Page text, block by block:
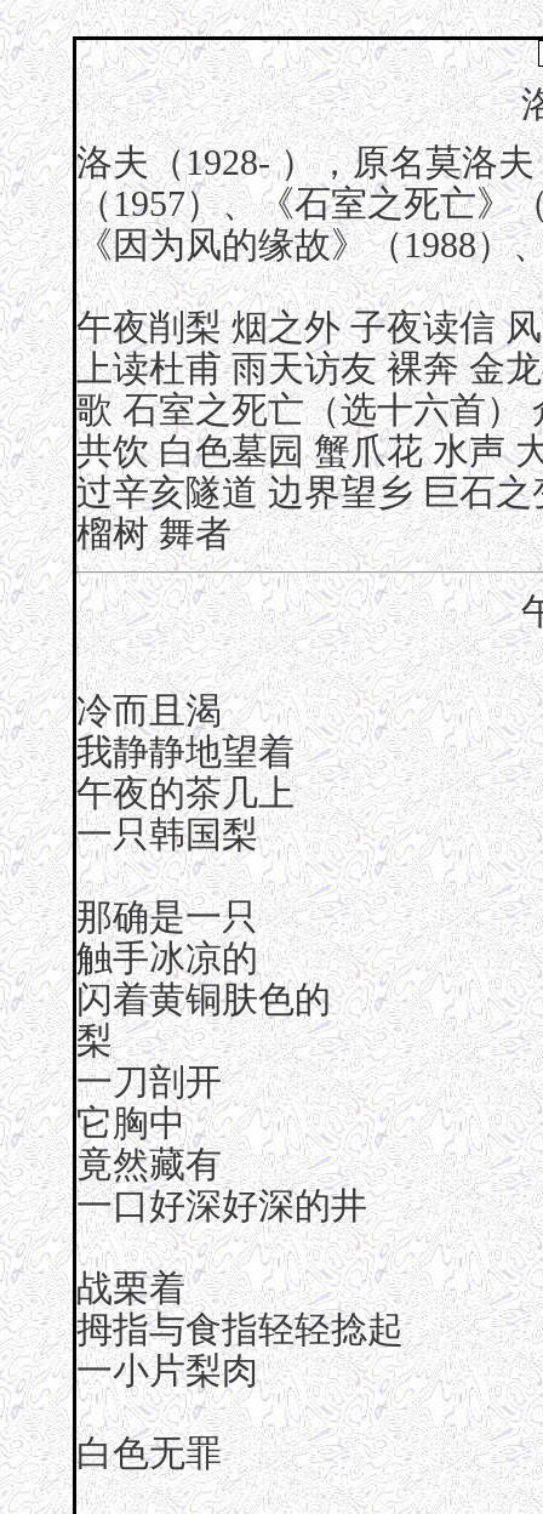
洛夫（1928- ），原名莫洛
（1957）、《石室之死亡》
《因为风的缘故》（1988）
午夜削梨 烟之外 子夜读信
上读杜甫 雨天访友 裸奔 金
歌 石室之死亡（选十六首）
共饮 白色墓园 蟹爪花 水声
过辛亥隧道 边界望乡 巨石之
榴树 舞者
冷而且渴
我静静地望着
午夜的茶几上
一只韩国梨
那确是一只
触手冰凉的
闪着黄铜肤色的
梨
一刀剖开
它胸中
竟然藏有
一口好深好深的井
战栗着
拇指与食指轻轻捻起
一小片梨肉
白色无罪